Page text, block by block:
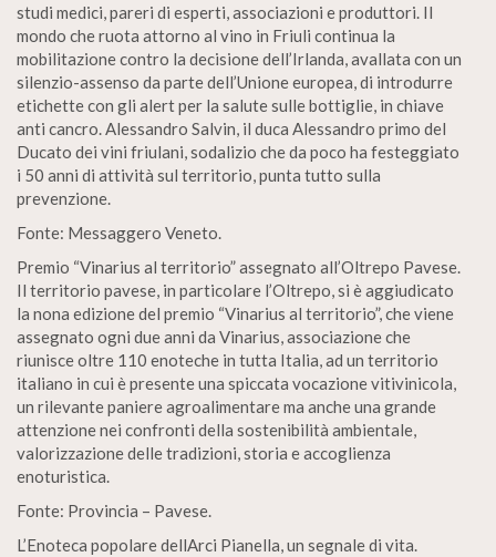
studi medici, pareri di esperti, associazioni e produttori. Il
mondo che ruota attorno al vino in Friuli continua la
mobilitazione contro la decisione dell’Irlanda, avallata con un
silenzio-assenso da parte dell’Unione europea, di introdurre
etichette con gli alert per la salute sulle bottiglie, in chiave
anti cancro. Alessandro Salvin, il duca Alessandro primo del
Ducato dei vini friulani, sodalizio che da poco ha festeggiato
i 50 anni di attività sul territorio, punta tutto sulla
prevenzione.
Fonte: Messaggero Veneto.
Premio “Vinarius al territorio” assegnato all’Oltrepo Pavese.
Il territorio pavese, in particolare l’Oltrepo, si è aggiudicato
la nona edizione del premio “Vinarius al territorio”, che viene
assegnato ogni due anni da Vinarius, associazione che
riunisce oltre 110 enoteche in tutta Italia, ad un territorio
italiano in cui è presente una spiccata vocazione vitivinicola,
un rilevante paniere agroalimentare ma anche una grande
attenzione nei confronti della sostenibilità ambientale,
valorizzazione delle tradizioni, storia e accoglienza
enoturistica.
Fonte: Provincia – Pavese.
L’Enoteca popolare dellArci Pianella, un segnale di vita.